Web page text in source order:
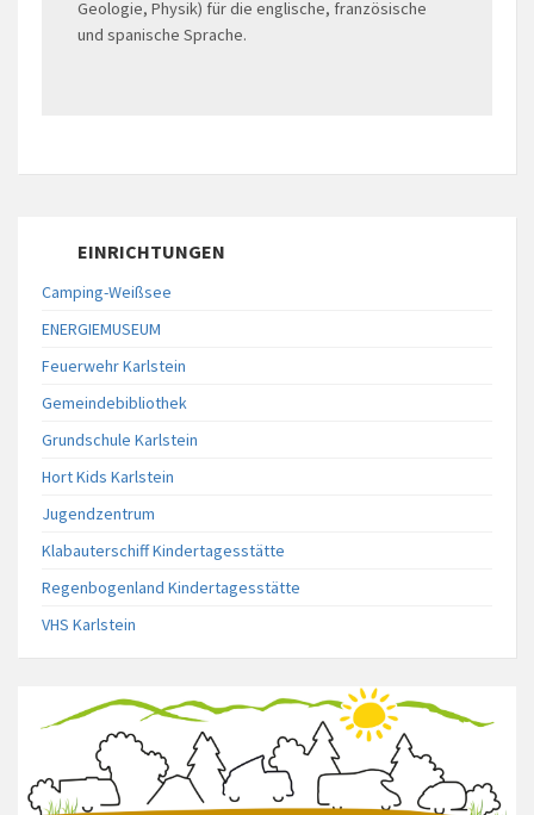
Geologie, Physik) für die englische, französische
und spanische Sprache.
EINRICHTUNGEN
Camping-Weißsee
ENERGIEMUSEUM
Feuerwehr Karlstein
Gemeindebibliothek
Grundschule Karlstein
Hort Kids Karlstein
Jugendzentrum
Klabauterschiff Kindertagesstätte
Regenbogenland Kindertagesstätte
VHS Karlstein